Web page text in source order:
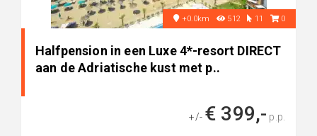
+0.0km 512 11 0
Halfpension in een Luxe 4*-resort DIRECT
aan de Adriatische kust met p..
+/- € 399,- p.p.